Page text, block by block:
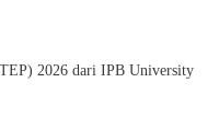
2026 dari IPB University